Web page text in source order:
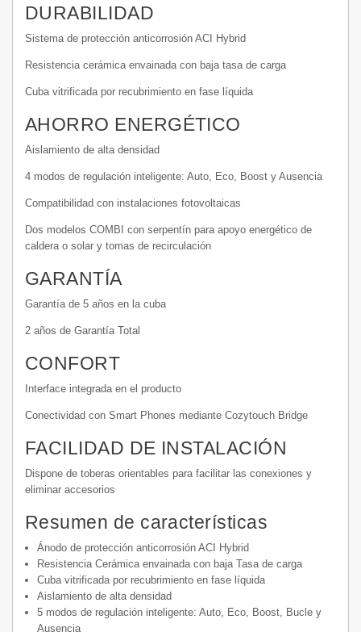
DURABILIDAD
Sistema de protección anticorrosión ACI Hybrid
Resistencia cerámica envainada con baja tasa de carga
Cuba vitrificada por recubrimiento en fase líquida
AHORRO ENERGÉTICO
Aislamiento de alta densidad
4 modos de regulación inteligente: Auto, Eco, Boost y Ausencia
Compatibilidad con instalaciones fotovoltaicas
Dos modelos COMBI con serpentín para apoyo energético de
caldera o solar y tomas de recirculación
GARANTÍA
Garantía de 5 años en la cuba
2 años de Garantía Total
CONFORT
Interface integrada en el producto
Conectividad con Smart Phones mediante Cozytouch Bridge
FACILIDAD DE INSTALACIÓN
Dispone de toberas orientables para facilitar las conexiones y
eliminar accesorios
Resumen de características
Ánodo de protección anticorrosión ACI Hybrid
Resistencia Cerámica envainada con baja Tasa de carga
Cuba vitrificada por recubrimiento en fase líquida
Aislamiento de alta densidad
5 modos de regulación inteligente: Auto, Eco, Boost, Bucle y
Ausencia